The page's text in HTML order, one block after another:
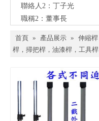
聯絡人2：丁子光
職稱2：董事長
首頁 » 產品展示 » 伸縮桿
桿，掃把桿，油漆桿，工具桿